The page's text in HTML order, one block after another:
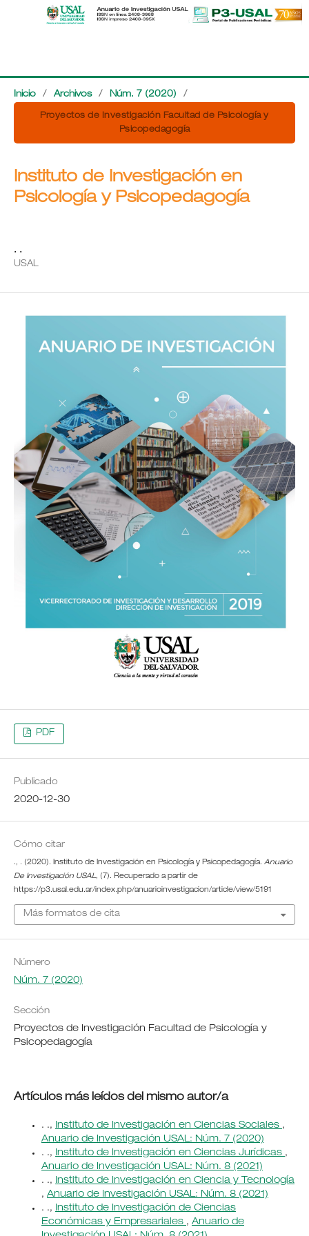
Inicio / Archivos / Núm. 7 (2020) /
Proyectos de Investigación Facultad de Psicología y
Psicopedagogía
Instituto de Investigación en
Psicología y Psicopedagogía
. .
USAL
PDF
Publicado
2020-12-30
Cómo citar
., . (2020). Instituto de Investigación en Psicología y Psicopedagogía. Anuario
De Investigación USAL, (7). Recuperado a partir de
https://p3.usal.edu.ar/index.php/anuarioinvestigacion/article/view/5191
Más formatos de cita
Número
Núm. 7 (2020)
Sección
Proyectos de Investigación Facultad de Psicología y
Psicopedagogía
Artículos más leídos del mismo autor/a
. ., Instituto de Investigación en Ciencias Sociales ,
Anuario de Investigación USAL: Núm. 7 (2020)
. ., Instituto de Investigación en Ciencias Jurídicas ,
Anuario de Investigación USAL: Núm. 8 (2021)
. ., Instituto de Investigación en Ciencia y Tecnología
, Anuario de Investigación USAL: Núm. 8 (2021)
. ., Instituto de Investigación de Ciencias
Económicas y Empresariales , Anuario de